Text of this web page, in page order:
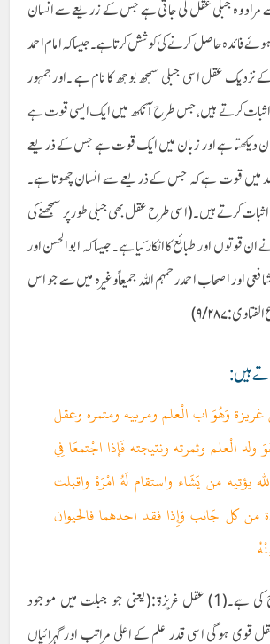
وہ جبلی عقل لی جاتی ہے جس کے زریعے سے انسان
فائدہ حاصل کرنے کی کوشش کرتا ہے۔جیساکہ امام احمد
نزدیک عقل اسی جبلی سمجھ بوجھ کا نام ہے ۔اورجمہور
اثبات کرتے ہیں،جس طرح آنکھ میں ایک ایسی قوت ہے
دیکھتا ہے اور زبان میں ایک قوت ہے جس کے ذریعے
میں قوت ہے کہ جس کے ذریعے سے انسان چھوتا ہے۔
اثبات کرتے ہیں۔(اسی طرح عقل بھی جبلی طور پر سمجھنے کی
اور طبائع کا انکار کیا ہے۔ جیسا کہ ابوالحسن اور
اور اصحاب احمد رحمہم اللہ جمیعاًوغیرہ میں سے جو اس
:۹/۲۸۷)
ہیں :
وَهُوَ اب الْعلم ومربيه ومتمره وعقل
الْعلم وثمرته ونتيجته فَإِذا اجْتمعَا فِي
يؤتيه من يَشَاء واستقام لَهُ امْرَهْ واقبلت
من كل جَانب وَإِذا فقد احدهما فالحيوان
یعنی: عقل کی دو طرح کی ہے۔(1) عقل غریزۃ:(یعنی جو جبلت میں موجود
قوی ہوگی اسی قدر علم کے اعلی مراتب اور گہرائیاں